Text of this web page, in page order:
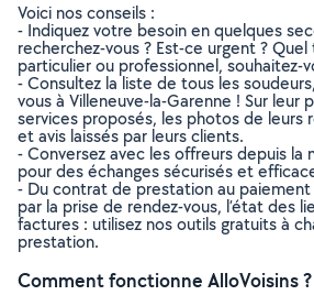
Voici nos conseils :
- Indiquez votre besoin en quelques
recherchez-vous ? Est-ce urgent ?
particulier ou professionnel, souhaitez-
- Consultez la liste de tous les
vous à Villeneuve-la-Garenne ! Sur leur
services proposés, les photos de leurs
et avis laissés par leurs clients.
- Conversez avec les offreurs depuis la
pour des échanges sécurisés et
- Du contrat de prestation au paiement
par la prise de rendez-vous, l’état des
factures : utilisez nos outils gratuits à
prestation.
Comment fonctionne AlloVoisins ?